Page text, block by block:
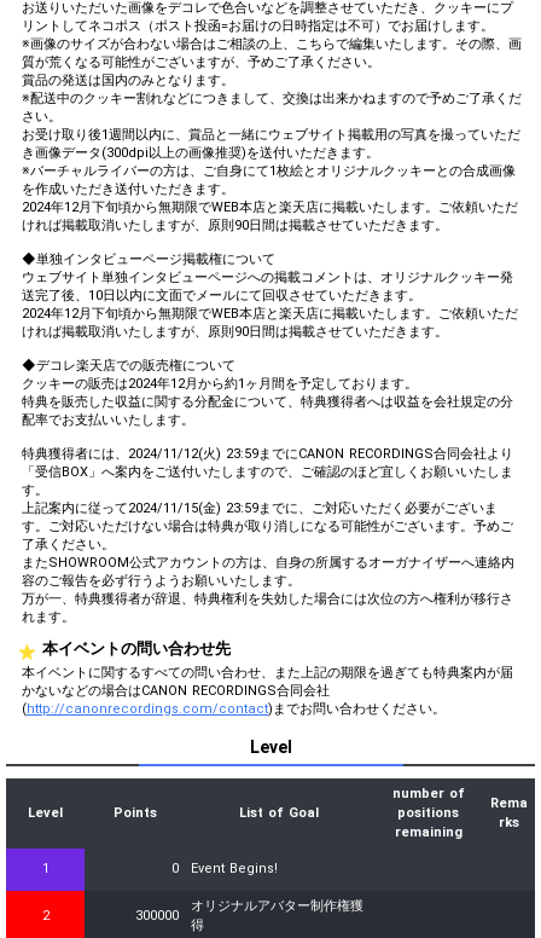
お送りいただいた画像をデコレで色合いなどを調整させていただき、クッキーにプ
リントしてネコポス（ポスト投函=お届けの日時指定は不可）でお届けします。
※画像のサイズが合わない場合はご相談の上、こちらで編集いたします。その際、画
質が荒くなる可能性がございますが、予めご了承ください。
賞品の発送は国内のみとなります。
※配送中のクッキー割れなどにつきまして、交換は出来かねますので予めご了承くだ
さい。
お受け取り後1週間以内に、賞品と一緒にウェブサイト掲載用の写真を撮っていただ
き画像データ(300dpi以上の画像推奨)を送付いただきます。
※バーチャルライバーの方は、ご自身にて1枚絵とオリジナルクッキーとの合成画像
を作成いただき送付いただきます。
2024年12月下旬頃から無期限でWEB本店と楽天店に掲載いたします。ご依頼いただ
ければ掲載取消いたしますが、原則90日間は掲載させていただきます。
◆単独インタビューページ掲載権について
ウェブサイト単独インタビューページへの掲載コメントは、オリジナルクッキー発
送完了後、10日以内に文面でメールにて回収させていただきます。
2024年12月下旬頃から無期限でWEB本店と楽天店に掲載いたします。ご依頼いただ
ければ掲載取消いたしますが、原則90日間は掲載させていただきます。
◆デコレ楽天店での販売権について
クッキーの販売は2024年12月から約1ヶ月間を予定しております。
特典を販売した収益に関する分配金について、特典獲得者へは収益を会社規定の分
配率でお支払いいたします。
特典獲得者には、2024/11/12(火) 23:59までにCANON RECORDINGS合同会社より
「受信BOX」へ案内をご送付いたしますので、ご確認のほど宜しくお願いいたしま
す。
上記案内に従って2024/11/15(金) 23:59までに、ご対応いただく必要がございま
す。ご対応いただけない場合は特典が取り消しになる可能性がございます。予めご
了承ください。
またSHOWROOM公式アカウントの方は、自身の所属するオーガナイザーへ連絡内
容のご報告を必ず行うようお願いいたします。
万が一、特典獲得者が辞退、特典権利を失効した場合には次位の方へ権利が移行さ
れます。
本イベントの問い合わせ先
本イベントに関するすべての問い合わせ、また上記の期限を過ぎても特典案内が届
かないなどの場合はCANON RECORDINGS合同会社
(http://canonrecordings.com/contact)までお問い合わせください。
Level
Level Points List of Goal
number of
positions
remaining
Rema
rks
1 0 Event Begins!
2 300000
オリジナルアバター制作権獲
得